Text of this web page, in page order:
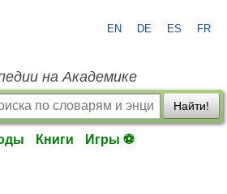
EN DE ES FR
на Академике
Найти!
Книги Игры ⚽